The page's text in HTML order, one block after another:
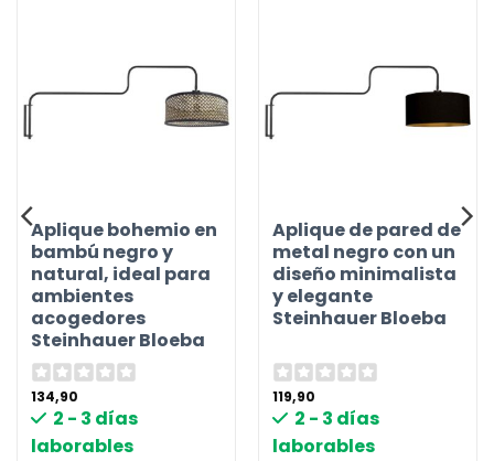
Aplique bohemio en
bambú negro y
natural, ideal para
ambientes
acogedores
Steinhauer Bloeba
134,90
2 - 3 días
laborables
Aplique de pared de
metal negro con un
diseño minimalista
y elegante
Steinhauer Bloeba
119,90
2 - 3 días
laborables